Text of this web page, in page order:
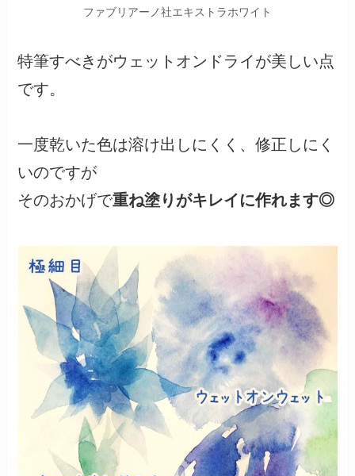
ファブリアーノ社エキストラホワイト
特筆すべきがウェットオンドライが美しい点
です。
一度乾いた色は溶け出しにくく、修正しにく
いのですが
そのおかげで重ね塗りがキレイに作れます◎